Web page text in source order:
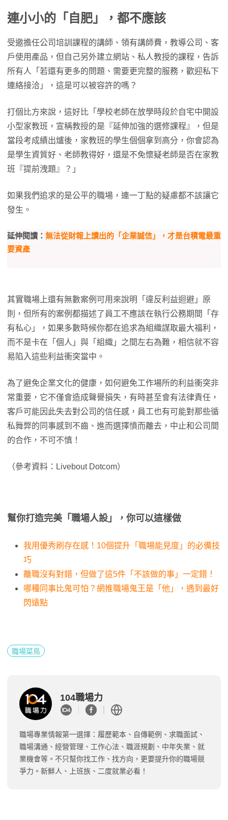
連小小的「自肥」，都不應該
受邀擔任公司培訓課程的講師、領有講師費，教導公司、客
戶使用產品，但自己另外建立網站、私人教授的課程，告訴
所有人「若還有更多的問題、需要更完整的服務，歡迎私下
連絡接洽」，這是可以被容許的嗎？
打個比方來說，這好比「學校老師在放學時段於自宅中開設
小型家教班，宣稱教授的是『延伸加強的選修課程』，但是
當段考成績出爐後，家教班的學生個個拿到高分，你會認為
是學生資質好、老師教得好，還是不免懷疑老師是否在家教
班『提前洩題』？」
如果我們追求的是公平的職場，連一丁點的疑慮都不該讓它
發生。
延伸閱讀： 無法從財報上讀出的「企業誠信」，才是台積電最重
要資產
其實職場上還有無數案例可用來說明「違反利益迴避」原
則，但所有的案例都描述了員工不應該在執行公務期間「存
有私心」，如果多數時候你都在追求為組織謀取最大福利，
而不是卡在「個人」與「組織」之間左右為難，相信就不容
易陷入這些利益衝突當中。
為了避免企業文化的健康，如何避免工作場所的利益衝突非
常重要，它不僅會造成聲譽損失，有時甚至會有法律責任，
客戶可能因此失去對公司的信任感，員工也有可能對那些循
私舞弊的同事感到不齒、進而選擇憤而離去，中止和公司間
的合作，不可不慎！
（參考資料：Livebout Dotcom）
幫你打造完美「職場人設」，你可以這樣做
我用優秀刷存在感！10個提升「職場能見度」的必備技
巧
離職沒有對錯，但做了這5件「不該做的事」一定錯！
哪種同事比鬼可怕？網推職場鬼王是「他」，遇到最好
閃遠點
職場菜鳥
104職場力
職場專業情報第一選擇：履歷範本、自傳範例、求職面試、
職場溝通、經營管理、工作心法、職涯規劃、中年失業、就
業機會等。不只幫你找工作、找方向，更要提升你的職場競
爭力。新鮮人、上班族、二度就業必看！